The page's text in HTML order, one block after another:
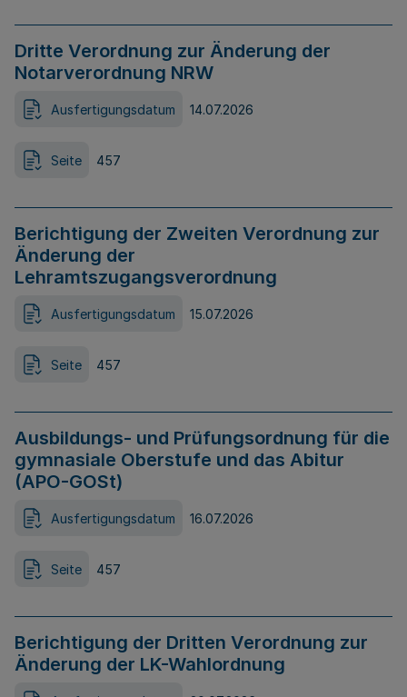
Dritte Verordnung zur Änderung der
Notarverordnung NRW
Ausfertigungsdatum 14.07.2026
Seite 457
Berichtigung der Zweiten Verordnung zur
Änderung der
Lehramtszugangsverordnung
Ausfertigungsdatum 15.07.2026
Seite 457
Ausbildungs- und Prüfungsordnung für die
gymnasiale Oberstufe und das Abitur
(APO-GOSt)
Ausfertigungsdatum 16.07.2026
Seite 457
Berichtigung der Dritten Verordnung zur
Änderung der LK-Wahlordnung